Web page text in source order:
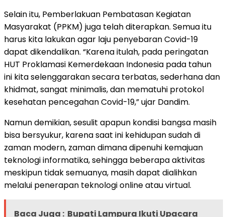
Selain itu, Pemberlakuan Pembatasan Kegiatan
Masyarakat (PPKM) juga telah diterapkan. Semua itu
harus kita lakukan agar laju penyebaran Covid-19
dapat dikendalikan. “Karena itulah, pada peringatan
HUT Proklamasi Kemerdekaan Indonesia pada tahun
ini kita selenggarakan secara terbatas, sederhana dan
khidmat, sangat minimalis, dan mematuhi protokol
kesehatan pencegahan Covid-19,” ujar Dandim.
Namun demikian, sesulit apapun kondisi bangsa masih
bisa bersyukur, karena saat ini kehidupan sudah di
zaman modern, zaman dimana dipenuhi kemajuan
teknologi informatika, sehingga beberapa aktivitas
meskipun tidak semuanya, masih dapat dialihkan
melalui penerapan teknologi online atau virtual.
Baca Juga : Bupati Lampura Ikuti Upacara